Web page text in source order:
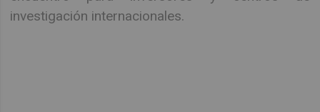
investigación internacionales.